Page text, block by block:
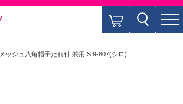
メッシュ八角帽子たれ付 兼用 S 9-807(シロ)